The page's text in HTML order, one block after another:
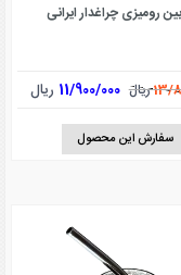
رومیزی چراغدار ایرانی
13/ریال 11/900/000 ریال
سفارش این محصول